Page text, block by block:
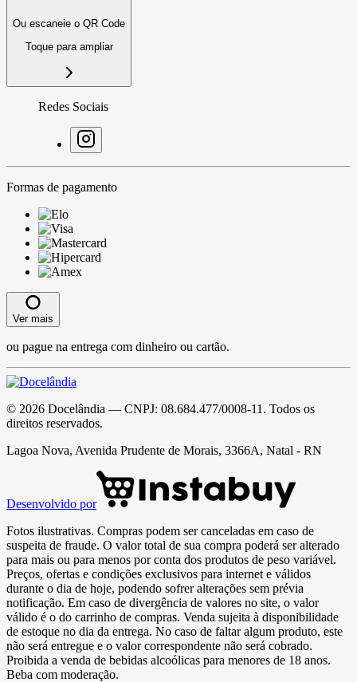
Ou escaneie o QR Code
Toque para ampliar
Redes Sociais
Formas de pagamento
Ver mais
ou pague na entrega com dinheiro ou cartão.
© 2026 Docelândia — CNPJ: 08.684.477/0008-11 . Todos os
direitos reservados.
Lagoa Nova, Avenida Prudente de Morais, 3366A, Natal - RN
Desenvolvido por
Fotos ilustrativas. Compras podem ser canceladas em caso de
suspeita de fraude. O valor total de sua compra poderá ser alterado
para mais ou para menos por conta dos produtos de peso variável.
Preços, ofertas e condições exclusivos para internet e válidos
durante o dia de hoje, podendo sofrer alterações sem prévia
notificação. Em caso de divergência de valores no site, o valor
válido é o do carrinho de compras. Venda sujeita à disponibilidade
de estoque no dia da entrega. No caso de faltar algum produto, este
não será entregue e o valor correspondente não será cobrado.
Proibida a venda de bebidas alcoólicas para menores de 18 anos.
Beba com moderação.